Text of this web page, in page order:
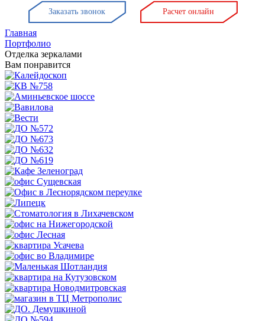
Заказать звонок Расчет онлайн
Главная
Портфолио
Отделка зеркалами
Вам понравится